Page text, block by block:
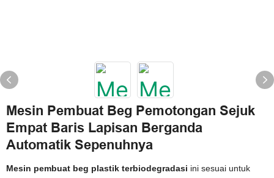
Mesin Pembuat Beg Pemotongan Sejuk
Empat Baris Lapisan Berganda
Automatik Sepenuhnya
Mesin pembuat beg plastik terbiodegradasi ini sesuai untuk